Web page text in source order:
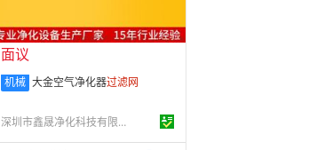
面议
机械 大金空气净化器过滤网
深圳市鑫晟净化科技有限公司